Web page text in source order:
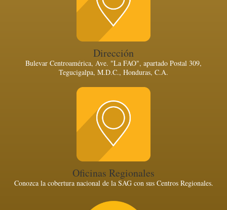
Dirección
Bulevar Centroamérica, Ave. "La FAO", apartado Postal 309,
Tegucigalpa, M.D.C., Honduras, C.A.
Oficinas Regionales
Conozca la cobertura nacional de la SAG con sus Centros Regionales.